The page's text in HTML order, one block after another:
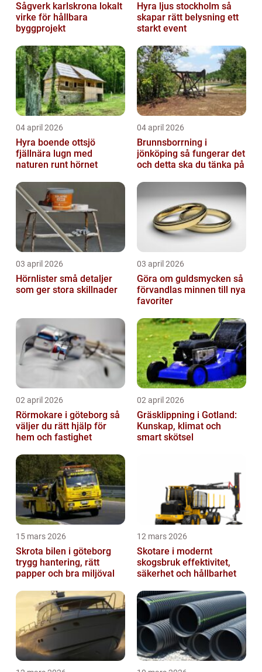
Sågverk karlskrona lokalt
virke för hållbara
byggprojekt
Hyra ljus stockholm så
skapar rätt belysning ett
starkt event
04 april 2026
Hyra boende ottsjö
fjällnära lugn med
naturen runt hörnet
04 april 2026
Brunnsborrning i
jönköping så fungerar det
och detta ska du tänka på
03 april 2026
Hörnlister små detaljer
som ger stora skillnader
03 april 2026
Göra om guldsmycken så
förvandlas minnen till nya
favoriter
02 april 2026
Rörmokare i göteborg så
väljer du rätt hjälp för
hem och fastighet
02 april 2026
Gräsklippning i Gotland:
Kunskap, klimat och
smart skötsel
15 mars 2026
Skrota bilen i göteborg
trygg hantering, rätt
papper och bra miljöval
12 mars 2026
Skotare i modernt
skogsbruk effektivitet,
säkerhet och hållbarhet